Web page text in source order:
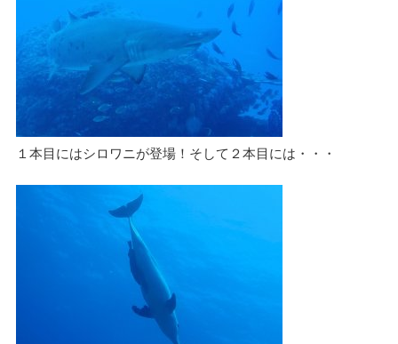
１本目にはシロワニが登場！そして２本目には・・・